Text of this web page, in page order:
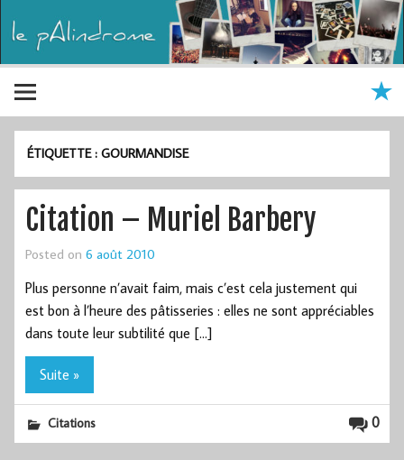
ÉTIQUETTE :GOURMANDISE
Citation – Muriel Barbery
Posted on 6 août 2010
Plus personne n’avait faim, mais c’est cela justement qui
est bon à l’heure des pâtisseries : elles ne sont appréciables
dans toute leur subtilité que […]
Suite »
0
Citations